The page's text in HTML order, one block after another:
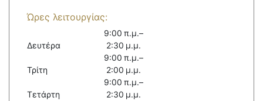
Ώρες λειτουργίας:
Δευτέρα
9:00 π.μ.–
2:30 μ.μ.
Τρίτη
9:00 π.μ.–
2:00 μ.μ.
Τετάρτη
9:00 π.μ.–
2:30 μ.μ.